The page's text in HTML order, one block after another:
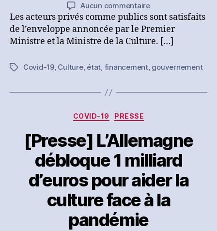
l’article
l’article
Aucun commentairesur
[Presse]
Avec
un
plan
432
d’euros,
rassuré
mais
attentif
Les acteurs privés comme publics sont satisfaits
de l’enveloppe annoncée par le Premier
Ministre et la Ministre de la Culture. […]
Étiquettes
Covid-19, Culture, état, financement, gouvernement
Catégories
COVID-19 PRESSE
[Presse] L’Allemagne
débloque 1 milliard
d’euros pour aider la
culture face à la
pandémie